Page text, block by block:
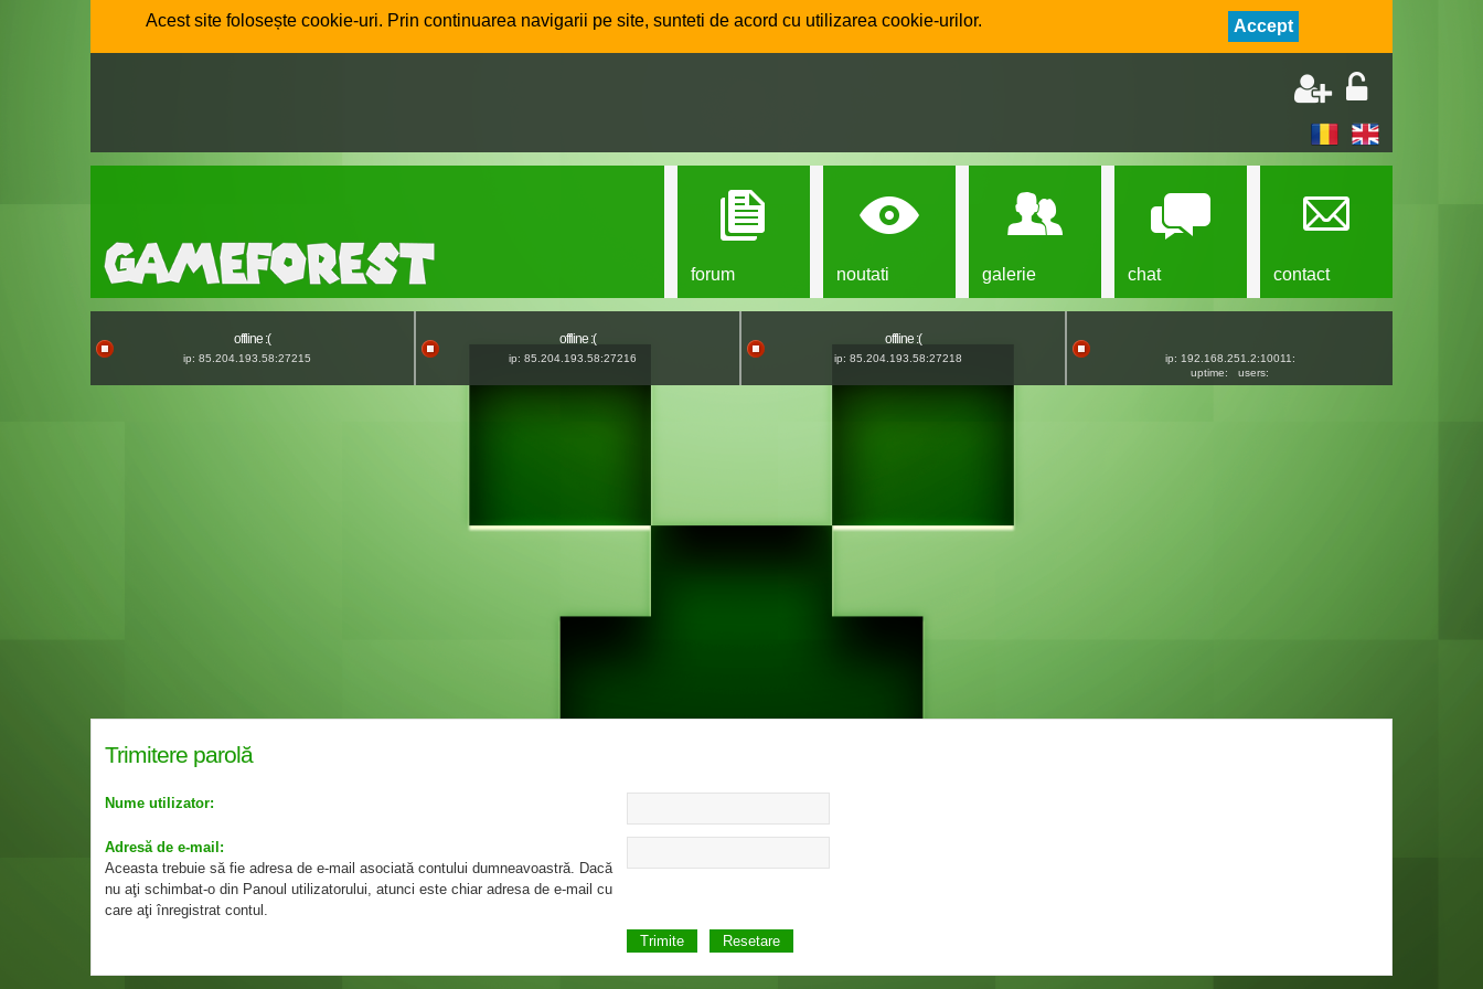
Acest site folosește cookie-uri. Prin continuarea navigarii pe site, sunteti de acord cu utilizarea cookie-urilor. Accept
forum noutati galerie chat contact
offline :(
ip: 85.204.193.58:27215
offline :(
ip: 85.204.193.58:27216
offline :(
ip: 85.204.193.58:27218
ip: 192.168.251.2:10011:
uptime:
users:
Trimitere parolă
Nume utilizator:
Adresă de e-mail:
Aceasta trebuie să fie adresa de e-mail asociată contului dumneavoastră. Dacă
nu aţi schimbat-o din Panoul utilizatorului, atunci este chiar adresa de e-mail cu
care aţi înregistrat contul.